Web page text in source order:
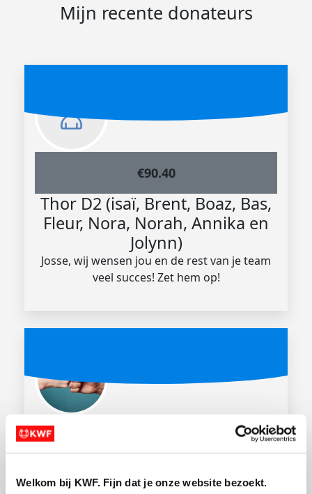
Welkom bij KWF. Fijn dat je onze website bezoekt.
Mijn recente donateurs
€90.40
Thor D2 (isaï, Brent, Boaz, Bas,
Fleur, Nora, Norah, Annika en
Jolynn)
Josse, wij wensen jou en de rest van je team
veel succes! Zet hem op!